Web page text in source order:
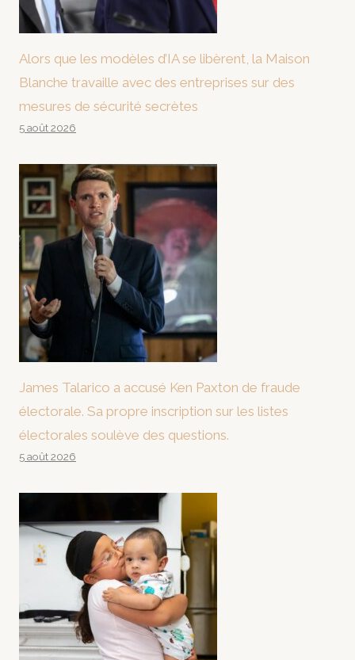
Alors que les modèles d’IA se libèrent, la Maison
Blanche travaille avec des entreprises sur des
mesures de sécurité secrètes
5 août 2026
James Talarico a accusé Ken Paxton de fraude
électorale. Sa propre inscription sur les listes
électorales soulève des questions.
5 août 2026